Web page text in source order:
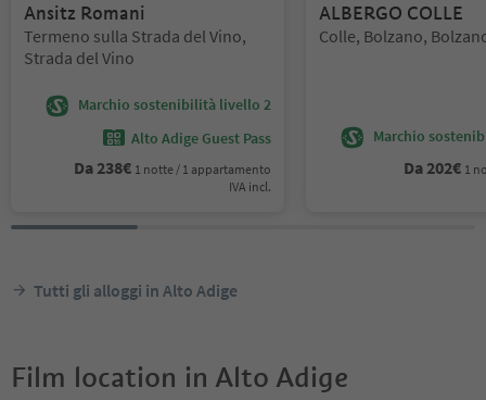
Ansitz Romani
Posizione:
Termeno sulla Strada del Vino,
Strada del Vino
Marchio sostenibilità livello 2
Alto Adige Guest Pass
Da 238€ 1 notte / 1 appartamento
IVA incl.
ALBERGO COLLE
Posizione:
Colle, Bolzano,
Marchio
Da 202€ 1
Tutti gli alloggi in Alto Adige
Film location in Alto Adige